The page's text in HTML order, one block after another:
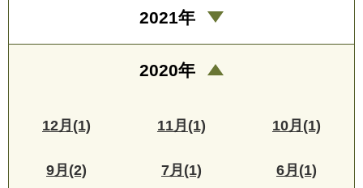
2021年
2020年
12月(1) 11月(1) 10月(1)
9月(2) 7月(1) 6月(1)